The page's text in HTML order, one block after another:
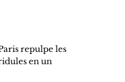
repulpe les
en un